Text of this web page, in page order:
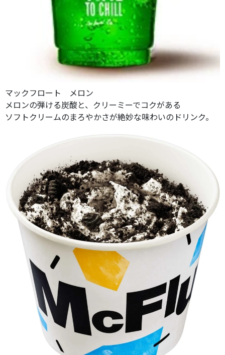
マックフロート メロン
メロンの弾ける炭酸と、クリーミーでコクがある
ソフトクリームのまろやかさが絶妙な味わいのドリンク。